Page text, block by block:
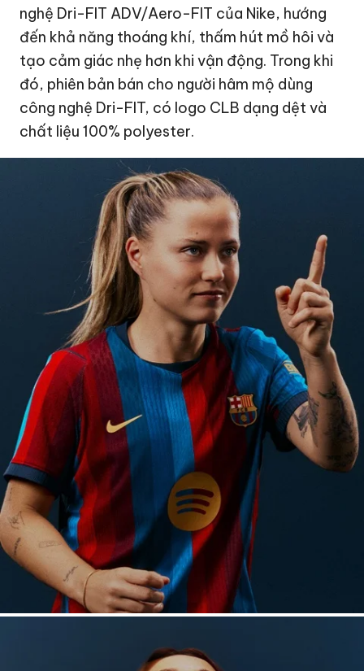
nghệ Dri-FIT ADV/Aero-FIT của Nike, hướng
đến khả năng thoáng khí, thấm hút mồ hôi và
tạo cảm giác nhẹ hơn khi vận động. Trong khi
đó, phiên bản bán cho người hâm mộ dùng
công nghệ Dri-FIT, có logo CLB dạng dệt và
chất liệu 100% polyester.